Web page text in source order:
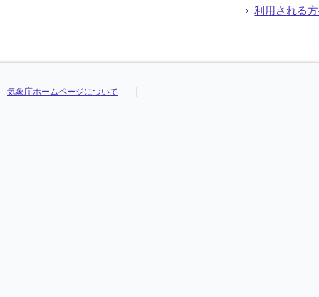
利用される
気象庁ホームページについて